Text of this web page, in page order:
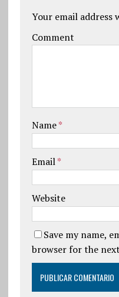
Your email address
Comment
Name*
Email*
Website
Save my name,
browser for the